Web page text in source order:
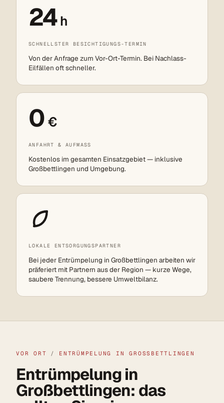
24h
SCHNELLSTER BESICHTIGUNGS-TERMIN
Von der Anfrage zum Vor-Ort-Termin. Bei Nachlass-
Eilfällen oft schneller.
0 €
ANFAHRT & AUFMASS
Kostenlos im gesamten Einsatzgebiet — inklusive
Großbettlingen und Umgebung.
LOKALE ENTSORGUNGSPARTNER
Bei jeder Entrümpelung in Großbettlingen arbeiten wir
präferiert mit Partnern aus der Region — kurze Wege,
saubere Trennung, bessere Umweltbilanz.
VOR ORT / ENTRÜMPELUNG IN GROSSBETTLINGEN
Entrümpelung in
Großbettlingen: das